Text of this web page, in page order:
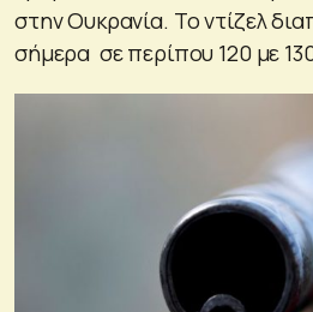
στην Ουκρανία. Το ντίζελ
σήμερα σε περίπου 120 με